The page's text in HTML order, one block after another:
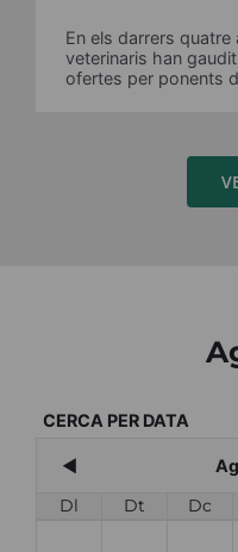
En els darrers
veterinaris han
ofertes per ponents
CERCA PER DATA
◄
Dl Dt Dc